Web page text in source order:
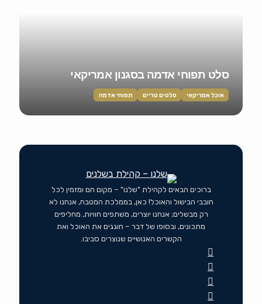
סלט תפוחי אדמה בסגנון אמריקאי
אוכל אמריקאי סלטים טריים תפוחי אדמה
ברוכים הבאים לקהילת "שלנו" – מקום חם ומזמין לכל
חובבי הבישול והאוכל! כאן, בממלכת המטבח, אנחנו לא
רק מבשלים; אנחנו יוצרים, משתפים חוויות, מחליפים
מתכונים, ובסופו של דבר – חוגגים את האוכל ואת
הקשרים האנושיים שנוצרים סביבו.